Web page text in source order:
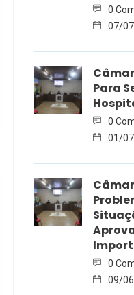
0
07/
Para
0
01/
0
09/